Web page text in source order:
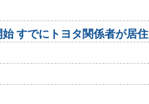
すでにトヨタ関係者が居住